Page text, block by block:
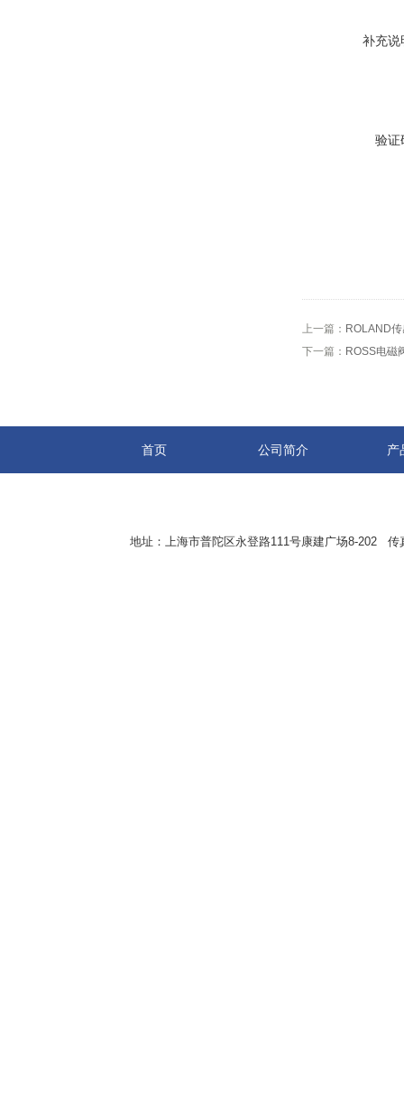
补充说
验证
上一篇： ROLAND
下一篇： ROSS电磁
首页 公司简介 产
地址：上海市普陀区永登路111号康建广场8-202